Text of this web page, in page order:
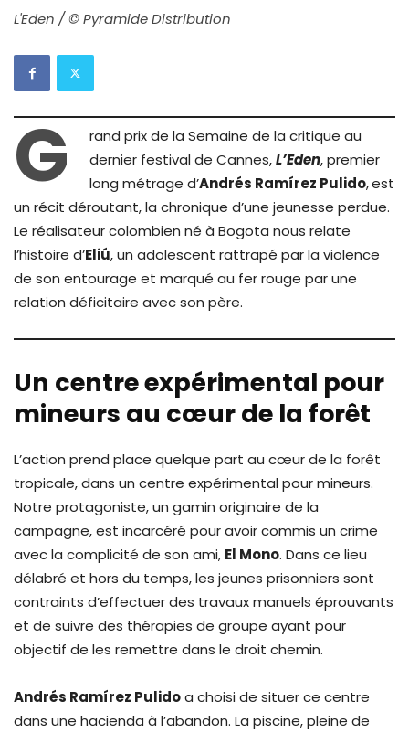
L'Eden / © Pyramide Distribution
G
rand prix de la Semaine de la critique au
dernier festival de Cannes,L’Eden, premier
long métrage d’Andrés Ramírez Pulido,est
un récit déroutant, la chronique d’une jeunesse perdue.
Le réalisateur colombien né à Bogota nous relate
l’histoire d’Eliú, un adolescent rattrapé par la violence
de son entourage et marqué au fer rouge par une
relation déficitaire avec son père.
Un centre expérimental pour
mineurs au cœur de la forêt
L’action prend place quelque part au cœur de la forêt
tropicale, dans un centre expérimental pour mineurs.
Notre protagoniste, un gamin originaire de la
campagne, est incarcéré pour avoir commis un crime
avec la complicité de son ami, El Mono. Dans ce lieu
délabré et hors du temps, les jeunes prisonniers sont
contraints d’effectuer des travaux manuels éprouvants
et de suivre des thérapies de groupe ayant pour
objectif de les remettre dans le droit chemin.
Andrés Ramírez Pulidoa choisi de situer ce centre
dans une hacienda à l’abandon. La piscine, pleine de